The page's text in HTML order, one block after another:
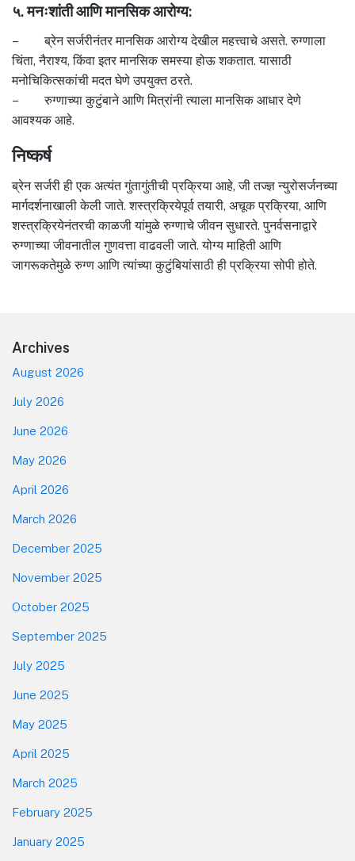
५. मनःशांती आणि मानसिक आरोग्य:
– ब्रेन सर्जरीनंतर मानसिक आरोग्य देखील महत्त्वाचे असते. रुग्णाला
चिंता, नैराश्य, किंवा इतर मानसिक समस्या होऊ शकतात. यासाठी
मनोचिकित्सकांची मदत घेणे उपयुक्त ठरते.
– रुग्णाच्या कुटुंबाने आणि मित्रांनी त्याला मानसिक आधार देणे
आवश्यक आहे.
निष्कर्ष
ब्रेन सर्जरी ही एक अत्यंत गुंतागुंतीची प्रक्रिया आहे, जी तज्ज्ञ न्युरोसर्जनच्या
मार्गदर्शनाखाली केली जाते. शस्त्रक्रियेपूर्व तयारी, अचूक प्रक्रिया, आणि
शस्त्रक्रियेनंतरची काळजी यांमुळे रुग्णाचे जीवन सुधारते. पुनर्वसनाद्वारे
रुग्णाच्या जीवनातील गुणवत्ता वाढवली जाते. योग्य माहिती आणि
जागरूकतेमुळे रुग्ण आणि त्यांच्या कुटुंबियांसाठी ही प्रक्रिया सोपी होते.
Footer
Archives
August 2026
July 2026
June 2026
May 2026
April 2026
March 2026
December 2025
November 2025
October 2025
September 2025
July 2025
June 2025
May 2025
April 2025
March 2025
February 2025
January 2025